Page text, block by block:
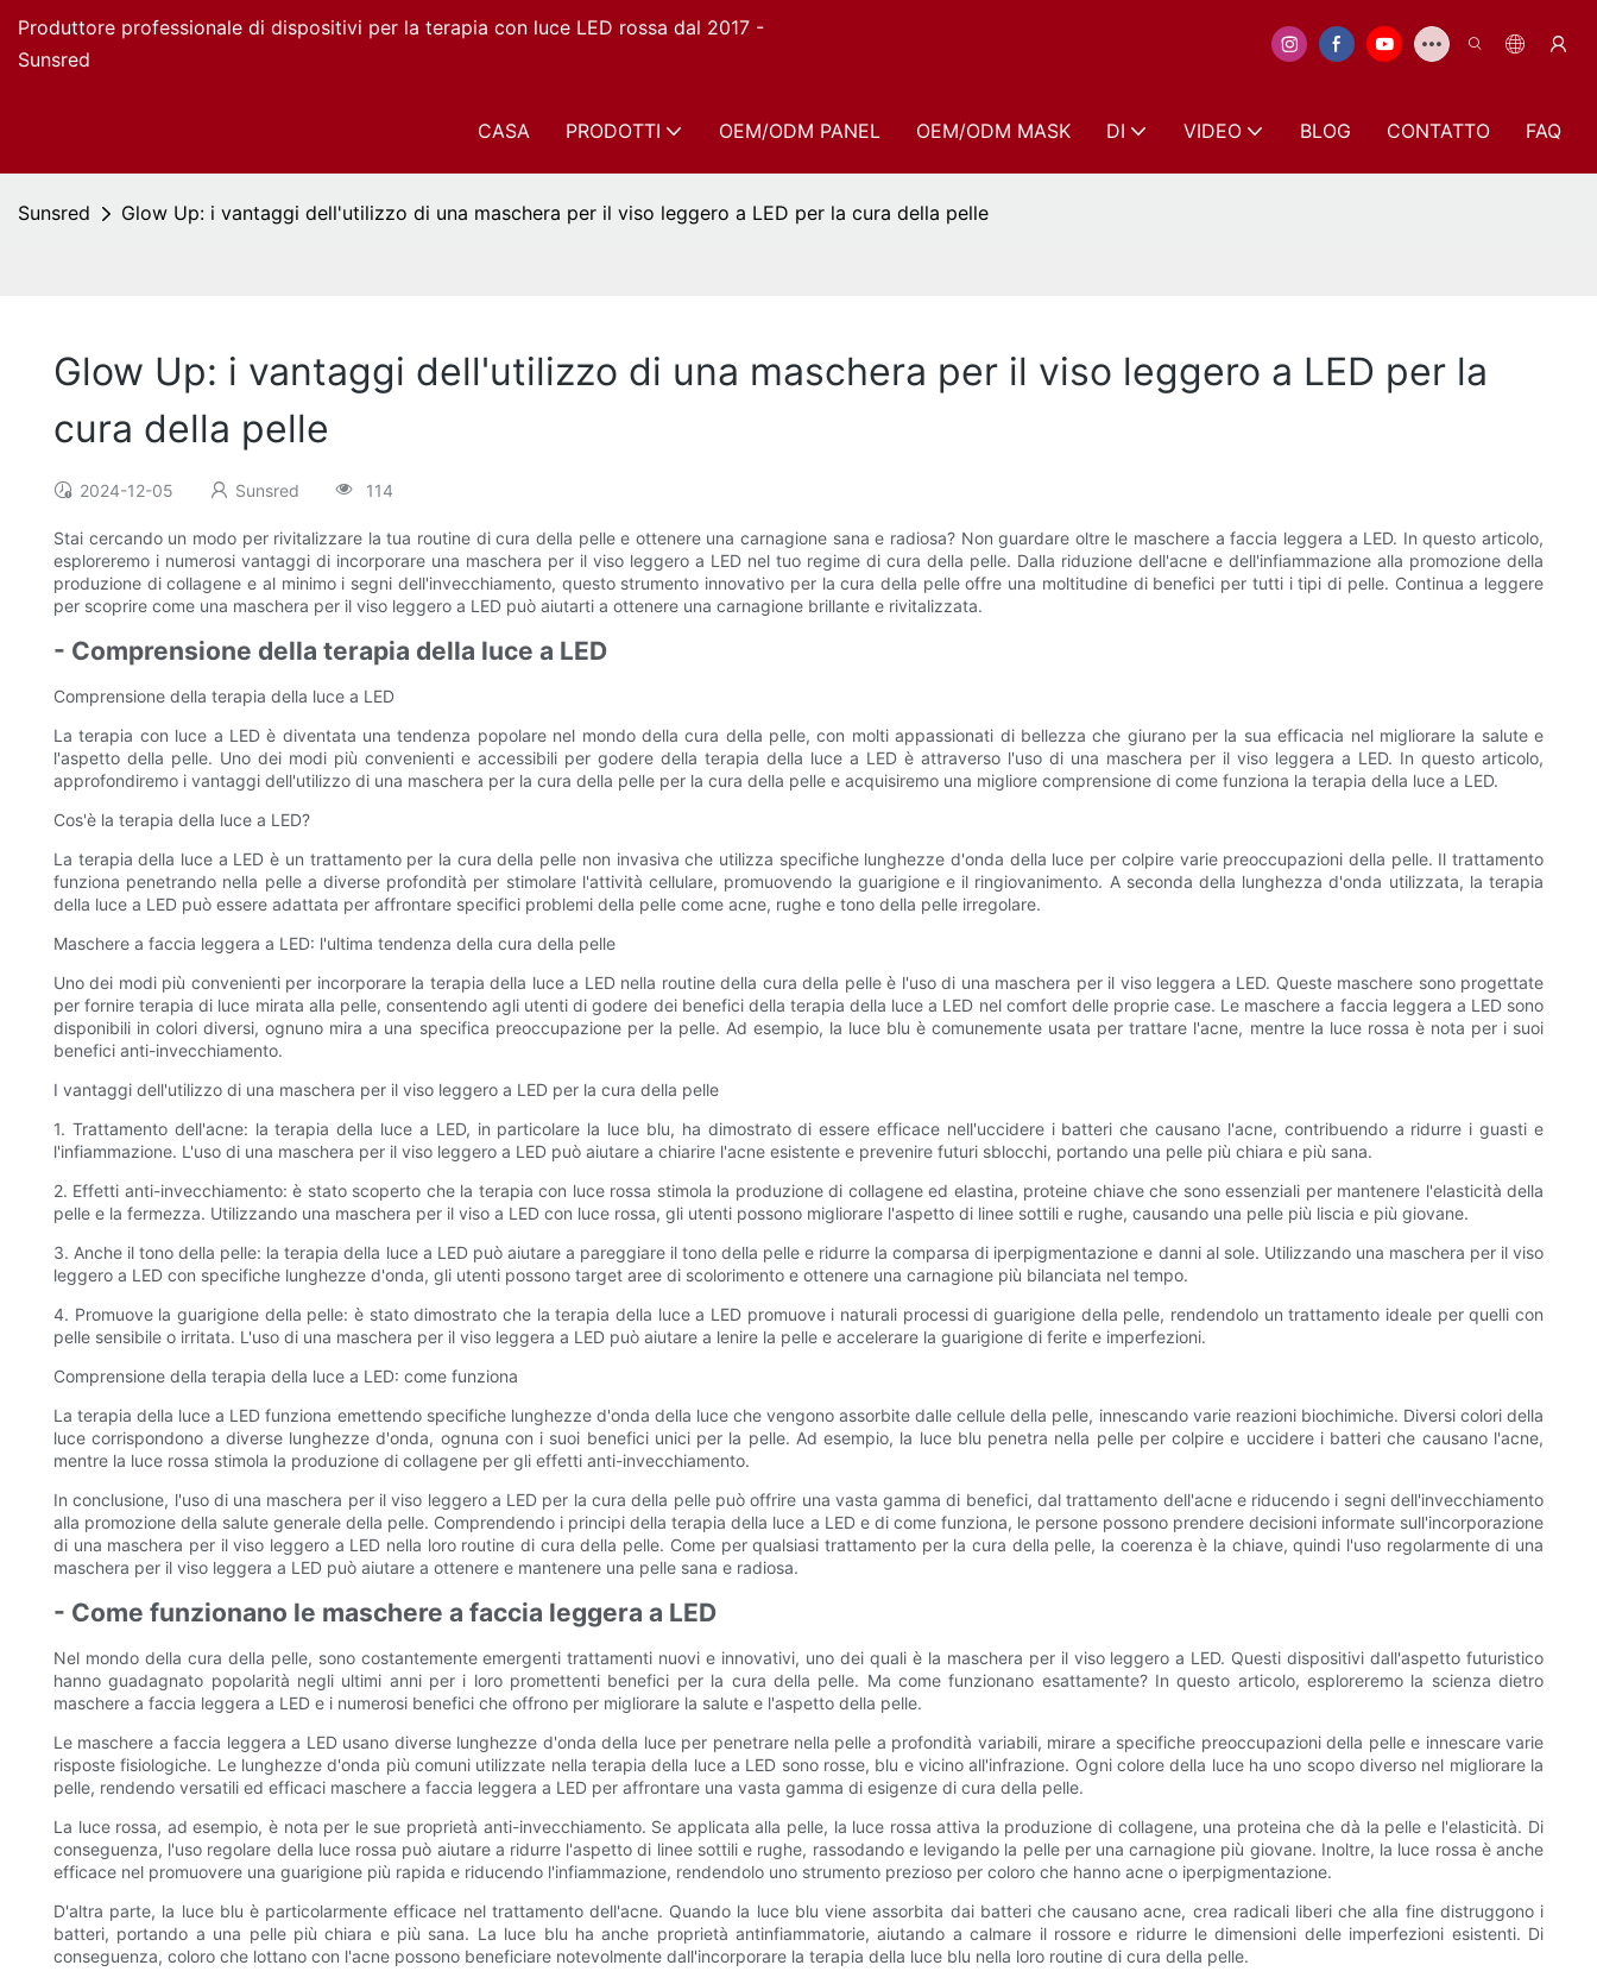
Produttore professionale di dispositivi per la terapia con luce LED rossa dal 2017 -
Sunsred
CASA PRODOTTI OEM/ODM PANEL OEM/ODM MASK DI VIDEO BLOG CONTATTO FAQ
Sunsred Glow Up: i vantaggi dell'utilizzo di una maschera per il viso leggero a LED per la cura della pelle
Glow Up: i vantaggi dell'utilizzo di una maschera per il viso leggero a LED per la
cura della pelle
2024-12-05 Sunsred 114
Stai cercando un modo per rivitalizzare la tua routine di cura della pelle e ottenere una carnagione sana e radiosa? Non guardare oltre le maschere a faccia leggera a LED. In questo articolo,
esploreremo i numerosi vantaggi di incorporare una maschera per il viso leggero a LED nel tuo regime di cura della pelle. Dalla riduzione dell'acne e dell'infiammazione alla promozione della
produzione di collagene e al minimo i segni dell'invecchiamento, questo strumento innovativo per la cura della pelle offre una moltitudine di benefici per tutti i tipi di pelle. Continua a leggere
per scoprire come una maschera per il viso leggero a LED può aiutarti a ottenere una carnagione brillante e rivitalizzata.
- Comprensione della terapia della luce a LED
Comprensione della terapia della luce a LED
La terapia con luce a LED è diventata una tendenza popolare nel mondo della cura della pelle, con molti appassionati di bellezza che giurano per la sua efficacia nel migliorare la salute e
l'aspetto della pelle. Uno dei modi più convenienti e accessibili per godere della terapia della luce a LED è attraverso l'uso di una maschera per il viso leggera a LED. In questo articolo,
approfondiremo i vantaggi dell'utilizzo di una maschera per la cura della pelle per la cura della pelle e acquisiremo una migliore comprensione di come funziona la terapia della luce a LED.
Cos'è la terapia della luce a LED?
La terapia della luce a LED è un trattamento per la cura della pelle non invasiva che utilizza specifiche lunghezze d'onda della luce per colpire varie preoccupazioni della pelle. Il trattamento
funziona penetrando nella pelle a diverse profondità per stimolare l'attività cellulare, promuovendo la guarigione e il ringiovanimento. A seconda della lunghezza d'onda utilizzata, la terapia
della luce a LED può essere adattata per affrontare specifici problemi della pelle come acne, rughe e tono della pelle irregolare.
Maschere a faccia leggera a LED: l'ultima tendenza della cura della pelle
Uno dei modi più convenienti per incorporare la terapia della luce a LED nella routine della cura della pelle è l'uso di una maschera per il viso leggera a LED. Queste maschere sono progettate
per fornire terapia di luce mirata alla pelle, consentendo agli utenti di godere dei benefici della terapia della luce a LED nel comfort delle proprie case. Le maschere a faccia leggera a LED sono
disponibili in colori diversi, ognuno mira a una specifica preoccupazione per la pelle. Ad esempio, la luce blu è comunemente usata per trattare l'acne, mentre la luce rossa è nota per i suoi
benefici anti-invecchiamento.
I vantaggi dell'utilizzo di una maschera per il viso leggero a LED per la cura della pelle
1. Trattamento dell'acne: la terapia della luce a LED, in particolare la luce blu, ha dimostrato di essere efficace nell'uccidere i batteri che causano l'acne, contribuendo a ridurre i guasti e
l'infiammazione. L'uso di una maschera per il viso leggero a LED può aiutare a chiarire l'acne esistente e prevenire futuri sblocchi, portando una pelle più chiara e più sana.
2. Effetti anti-invecchiamento: è stato scoperto che la terapia con luce rossa stimola la produzione di collagene ed elastina, proteine ​​chiave che sono essenziali per mantenere l'elasticità della
pelle e la fermezza. Utilizzando una maschera per il viso a LED con luce rossa, gli utenti possono migliorare l'aspetto di linee sottili e rughe, causando una pelle più liscia e più giovane.
3. Anche il tono della pelle: la terapia della luce a LED può aiutare a pareggiare il tono della pelle e ridurre la comparsa di iperpigmentazione e danni al sole. Utilizzando una maschera per il viso
leggero a LED con specifiche lunghezze d'onda, gli utenti possono target aree di scolorimento e ottenere una carnagione più bilanciata nel tempo.
4. Promuove la guarigione della pelle: è stato dimostrato che la terapia della luce a LED promuove i naturali processi di guarigione della pelle, rendendolo un trattamento ideale per quelli con
pelle sensibile o irritata. L'uso di una maschera per il viso leggera a LED può aiutare a lenire la pelle e accelerare la guarigione di ferite e imperfezioni.
Comprensione della terapia della luce a LED: come funziona
La terapia della luce a LED funziona emettendo specifiche lunghezze d'onda della luce che vengono assorbite dalle cellule della pelle, innescando varie reazioni biochimiche. Diversi colori della
luce corrispondono a diverse lunghezze d'onda, ognuna con i suoi benefici unici per la pelle. Ad esempio, la luce blu penetra nella pelle per colpire e uccidere i batteri che causano l'acne,
mentre la luce rossa stimola la produzione di collagene per gli effetti anti-invecchiamento.
In conclusione, l'uso di una maschera per il viso leggero a LED per la cura della pelle può offrire una vasta gamma di benefici, dal trattamento dell'acne e riducendo i segni dell'invecchiamento
alla promozione della salute generale della pelle. Comprendendo i principi della terapia della luce a LED e di come funziona, le persone possono prendere decisioni informate sull'incorporazione
di una maschera per il viso leggero a LED nella loro routine di cura della pelle. Come per qualsiasi trattamento per la cura della pelle, la coerenza è la chiave, quindi l'uso regolarmente di una
maschera per il viso leggera a LED può aiutare a ottenere e mantenere una pelle sana e radiosa.
- Come funzionano le maschere a faccia leggera a LED
Nel mondo della cura della pelle, sono costantemente emergenti trattamenti nuovi e innovativi, uno dei quali è la maschera per il viso leggero a LED. Questi dispositivi dall'aspetto futuristico
hanno guadagnato popolarità negli ultimi anni per i loro promettenti benefici per la cura della pelle. Ma come funzionano esattamente? In questo articolo, esploreremo la scienza dietro
maschere a faccia leggera a LED e i numerosi benefici che offrono per migliorare la salute e l'aspetto della pelle.
Le maschere a faccia leggera a LED usano diverse lunghezze d'onda della luce per penetrare nella pelle a profondità variabili, mirare a specifiche preoccupazioni della pelle e innescare varie
risposte fisiologiche. Le lunghezze d'onda più comuni utilizzate nella terapia della luce a LED sono rosse, blu e vicino all'infrazione. Ogni colore della luce ha uno scopo diverso nel migliorare la
pelle, rendendo versatili ed efficaci maschere a faccia leggera a LED per affrontare una vasta gamma di esigenze di cura della pelle.
La luce rossa, ad esempio, è nota per le sue proprietà anti-invecchiamento. Se applicata alla pelle, la luce rossa attiva la produzione di collagene, una proteina che dà la pelle e l'elasticità. Di
conseguenza, l'uso regolare della luce rossa può aiutare a ridurre l'aspetto di linee sottili e rughe, rassodando e levigando la pelle per una carnagione più giovane. Inoltre, la luce rossa è anche
efficace nel promuovere una guarigione più rapida e riducendo l'infiammazione, rendendolo uno strumento prezioso per coloro che hanno acne o iperpigmentazione.
D'altra parte, la luce blu è particolarmente efficace nel trattamento dell'acne. Quando la luce blu viene assorbita dai batteri che causano acne, crea radicali liberi che alla fine distruggono i
batteri, portando a una pelle più chiara e più sana. La luce blu ha anche proprietà antinfiammatorie, aiutando a calmare il rossore e ridurre le dimensioni delle imperfezioni esistenti. Di
conseguenza, coloro che lottano con l'acne possono beneficiare notevolmente dall'incorporare la terapia della luce blu nella loro routine di cura della pelle.